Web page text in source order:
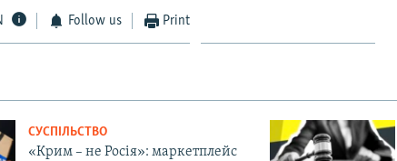
Follow us Print
СУСПІЛЬСТВО
«Крим – не Росія»: маркетплейс